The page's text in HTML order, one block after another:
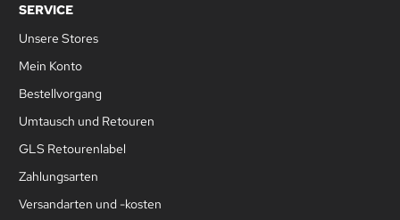
SERVICE
Unsere Stores
Mein Konto
Bestellvorgang
Umtausch und Retouren
GLS Retourenlabel
Zahlungsarten
Versandarten und -kosten